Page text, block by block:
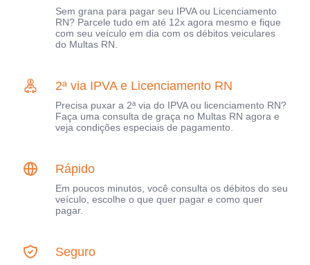
Sem grana para pagar seu IPVA ou Licenciamento
RN? Parcele tudo em até 12x agora mesmo e fique
com seu veículo em dia com os débitos veiculares
do Multas RN.
2ª via IPVA e Licenciamento RN
Precisa puxar a 2ª via do IPVA ou licenciamento RN?
Faça uma consulta de graça no Multas RN agora e
veja condições especiais de pagamento.
Rápido
Em poucos minutos, você consulta os débitos do seu
veículo, escolhe o que quer pagar e como quer
pagar.
Seguro